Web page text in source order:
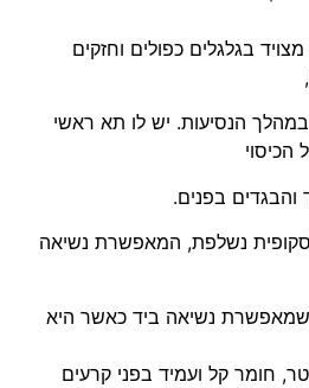
בגלגלים כפולים וחזקים
במהלך הנסיעות. יש לו תא ראשי
הכיסוי
והבגדים בפנים.
נשלפת, המאפשרת נשיאה
שמאפשרת נשיאה ביד כאשר היא
חומר קל ועמיד בפני קרעים